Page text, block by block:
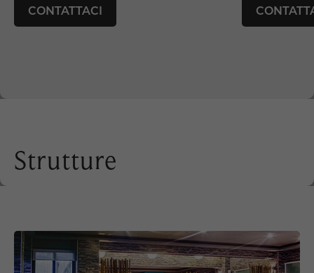
CONTATTACI
Strutture